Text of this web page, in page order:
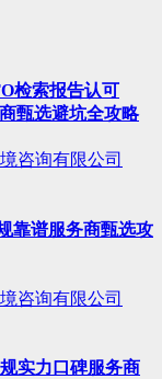
检索报告认可
甄选避坑全攻略
咨询有限公司
靠谱服务商甄选攻
咨询有限公司
实力口碑服务商